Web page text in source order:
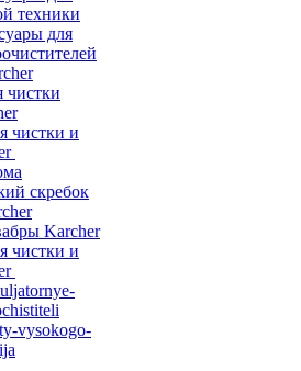
техники
для
чистки
чистки и
скребок
Karcher
чистки и
vysokogo-